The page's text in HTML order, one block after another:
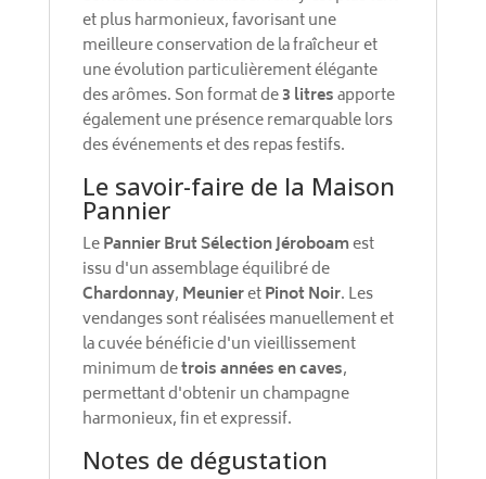
et plus harmonieux, favorisant une
meilleure conservation de la fraîcheur et
une évolution particulièrement élégante
des arômes. Son format de3 litresapporte
également une présence remarquable lors
des événements et des repas festifs.
Le savoir-faire de la Maison
Pannier
LePannier Brut Sélection Jéroboamest
issu d'un assemblage équilibré de
Chardonnay, MeunieretPinot Noir. Les
vendanges sont réalisées manuellement et
la cuvée bénéficie d'un vieillissement
minimum detrois années en caves,
permettant d'obtenir un champagne
harmonieux, fin et expressif.
Notes de dégustation